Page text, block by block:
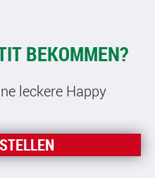
BEKOMMEN?
leckere Happy